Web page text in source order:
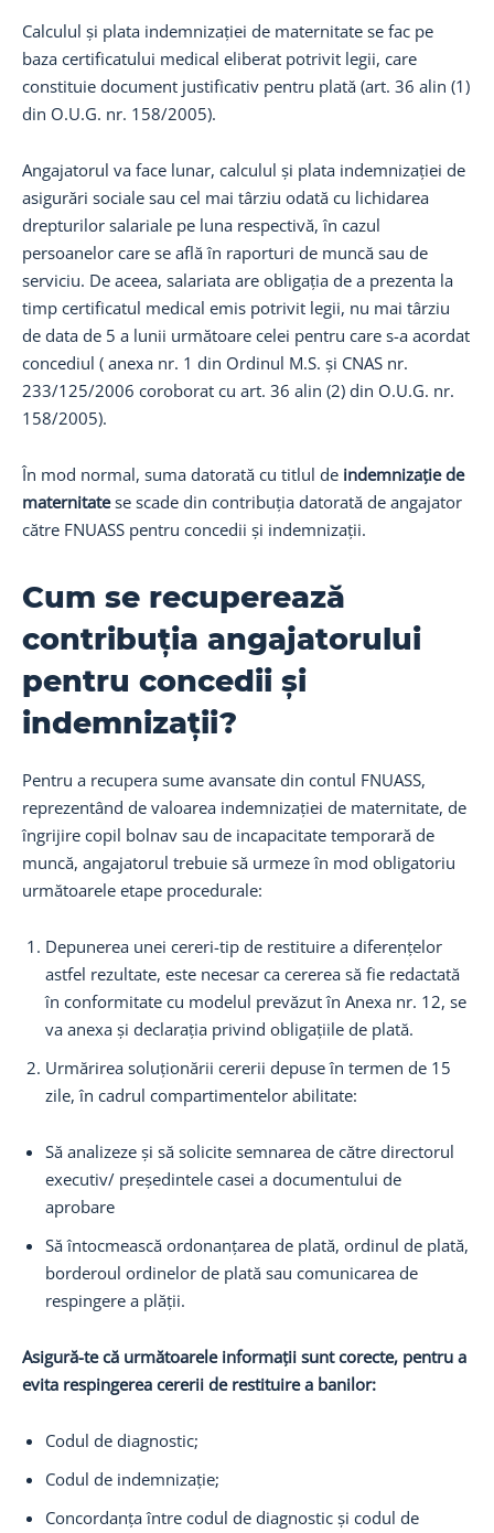
Calculul și plata indemnizației de maternitate se fac pe
baza certificatului medical eliberat potrivit legii, care
constituie document justificativ pentru plată (art. 36 alin (1)
din O.U.G. nr. 158/2005).
Angajatorul va face lunar, calculul și plata indemnizației de
asigurări sociale sau cel mai târziu odată cu lichidarea
drepturilor salariale pe luna respectivă, în cazul
persoanelor care se află în raporturi de muncă sau de
serviciu. De aceea, salariata are obligația de a prezenta la
timp certificatul medical emis potrivit legii, nu mai târziu
de data de 5 a lunii următoare celei pentru care s-a acordat
concediul ( anexa nr. 1 din Ordinul M.S. și CNAS nr.
233/125/2006 coroborat cu art. 36 alin (2) din O.U.G. nr.
158/2005).
În mod normal, suma datorată cu titlul de indemnizație de
maternitatese scade din contribuția datorată de angajator
către FNUASS pentru concedii și indemnizații.
Cum se recuperează
contribuția angajatorului
pentru concedii și
indemnizații?
Pentru a recupera sume avansate din contul FNUASS,
reprezentând de valoarea indemnizației de maternitate, de
îngrijire copil bolnav sau de incapacitate temporară de
muncă, angajatorul trebuie să urmeze în mod obligatoriu
următoarele etape procedurale:
Depunerea unei cereri-tip de restituire a diferențelor
astfel rezultate, este necesar ca cererea să fie redactată
în conformitate cu modelul prevăzut în Anexa nr. 12, se
va anexa și declarația privind obligațiile de plată.
Urmărirea soluționării cererii depuse în termen de 15
zile, în cadrul compartimentelor abilitate:
Să analizeze și să solicite semnarea de către directorul
executiv/ președintele casei a documentului de
aprobare
Să întocmească ordonanțarea de plată, ordinul de plată,
borderoul ordinelor de plată sau comunicarea de
respingere a plății.
Asigură-te că următoarele informații sunt corecte, pentru a
evita respingerea cererii de restituire a banilor:
Codul de diagnostic;
Codul de indemnizație;
Concordanța între codul de diagnostic și codul de